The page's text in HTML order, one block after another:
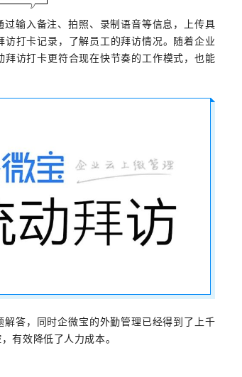
输入备注、拍照、录制语音等信息，上传具
打卡记录，了解员工的拜访情况。随着企业
访打卡更符合现在快节奏的工作模式，也能
答，同时企微宝的外勤管理已经得到了上千
有效降低了人力成本。